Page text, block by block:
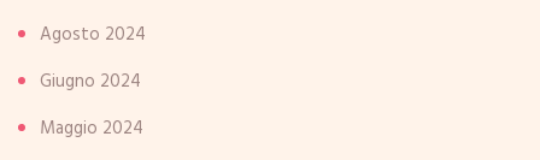
Agosto 2024
Giugno 2024
Maggio 2024